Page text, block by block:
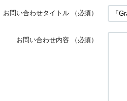
お問い合わせタイトル （必須）
お問い合わせ内容 （必須）